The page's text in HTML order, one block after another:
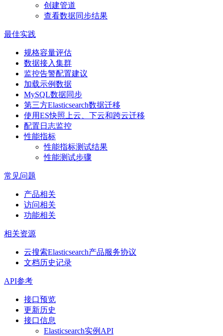
创建管道
查看数据同步结果
最佳实践
规格容量评估
数据接入集群
监控告警配置建议
加载示例数据
MySQL数据同步
第三方Elasticsearch数据迁移
使用ES快照上云、下云和跨云迁移
配置日志监控
性能指标
性能指标测试结果
性能测试步骤
常见问题
产品相关
访问相关
功能相关
相关资源
云搜索Elasticsearch产品服务协议
文档历史记录
API参考
接口预览
更新历史
接口信息
Elasticsearch实例API